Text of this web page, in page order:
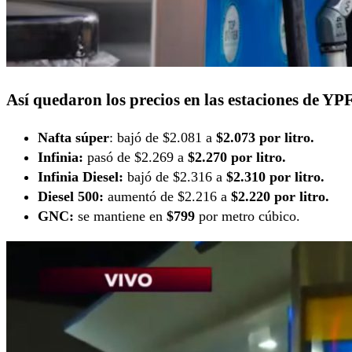
Así quedaron los precios en las estaciones de
Nafta súper: bajó de $2.081 a $2.073 por litro.
Infinia: pasó de $2.269 a $2.270 por litro.
Infinia Diesel: bajó de $2.316 a $2.310 por litro.
Diesel 500: aumentó de $2.216 a $2.220 por litro.
GNC: se mantiene en $799 por metro cúbico.